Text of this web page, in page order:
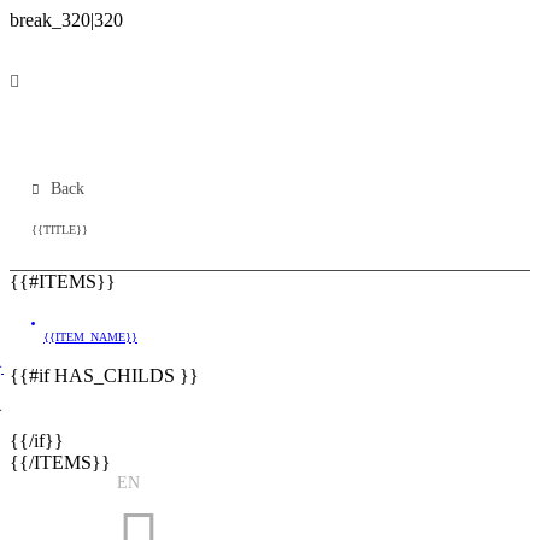
Back
{{TITLE}}
{{#ITEMS}}
{{ITEM_NAME}}
{{#if HAS_CHILDS }}
{{/if}}
{{/ITEMS}}
EN